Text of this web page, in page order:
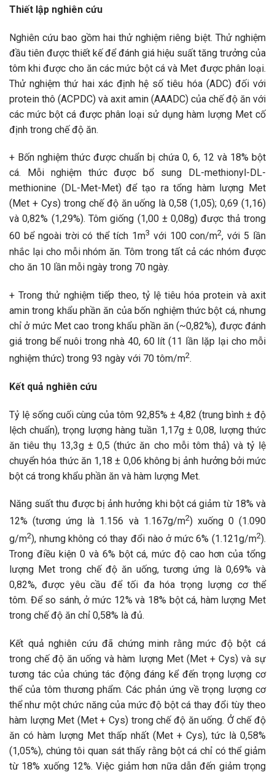
Thiết lập nghiên cứu
Nghiên cứu bao gồm hai thử nghiệm riêng biệt. Thử nghiệm
đầu tiên được thiết kế để đánh giá hiệu suất tăng trưởng của
tôm khi được cho ăn các mức bột cá và Met được phân loại.
Thử nghiệm thứ hai xác định hệ số tiêu hóa ​​(ADC) đối với
protein thô (ACPDC) và axit amin (AAADC) của chế độ ăn với
các mức bột cá được phân loại sử dụng hàm lượng Met cố
định trong chế độ ăn.
+ Bốn nghiệm thức được chuẩn bị chứa 0, 6, 12 và 18% bột
cá. Mỗi nghiệm thức được bổ sung DL-methionyl-DL-
methionine (DL-Met-Met) để tạo ra tổng hàm lượng Met
(Met + Cys) trong chế độ ăn uống là 0,58 (1,05); 0,69 (1,16)
và 0,82% (1,29%). Tôm giống (1,00 ± 0,08g) được thả trong
60 bể ngoài trời có thể tích 1m3 với 100 con/m2, với 5 lần
nhắc lại cho mỗi nhóm ăn. Tôm trong tất cả các nhóm được
cho ăn 10 lần mỗi ngày trong 70 ngày.
+ Trong thử nghiệm tiếp theo, tỷ lệ tiêu hóa protein và axit
amin trong khẩu phần ăn của bốn nghiệm thức bột cá, nhưng
chỉ ở mức Met cao trong khẩu phần ăn (~0,82%), được đánh
giá trong bể nuôi trong nhà 40, 60 lít (11 lần lặp lại cho mỗi
nghiệm thức) trong 93 ngày với 70 tôm/m2.
Kết quả nghiên cứu
Tỷ lệ sống cuối cùng của tôm 92,85% ± 4,82 (trung bình ± độ
lệch chuẩn), trọng lượng hàng tuần 1,17g ± 0,08, lượng thức
ăn tiêu thụ ​​13,3g ± 0,5 (thức ăn cho mỗi tôm thả) và tỷ lệ
chuyển hóa thức ăn 1,18 ± 0,06 không bị ảnh hưởng bởi mức
bột cá trong khẩu phần ăn và hàm lượng Met.
Năng suất thu được bị ảnh hưởng khi bột cá giảm từ 18% và
12% (tương ứng là 1.156 và 1.167g/m2) xuống 0 (1.090
g/m2), nhưng không có thay đổi nào ở mức 6% (1.121g/m2).
Trong điều kiện 0 và 6% bột cá, mức độ cao hơn của tổng
lượng Met trong chế độ ăn uống, tương ứng là 0,69% và
0,82%, được yêu cầu để tối đa hóa trọng lượng cơ thể
tôm. Để so sánh, ở mức 12% và 18% bột cá, hàm lượng Met
trong chế độ ăn chỉ 0,58% là đủ.
Kết quả nghiên cứu đã chứng minh rằng mức độ bột cá
trong chế độ ăn uống và hàm lượng Met (Met + Cys) và sự
tương tác của chúng tác động đáng kể đến trọng lượng cơ
thể của tôm thương phẩm. Các phản ứng về trọng lượng cơ
thể như một chức năng của mức độ bột cá thay đổi tùy theo
hàm lượng Met (Met + Cys) trong chế độ ăn uống. Ở chế độ
ăn có hàm lượng Met thấp nhất (Met + Cys), tức là 0,58%
(1,05%), chúng tôi quan sát thấy rằng bột cá chỉ có thể giảm
từ 18% xuống 12%. Việc giảm hơn nữa dẫn đến giảm trọng